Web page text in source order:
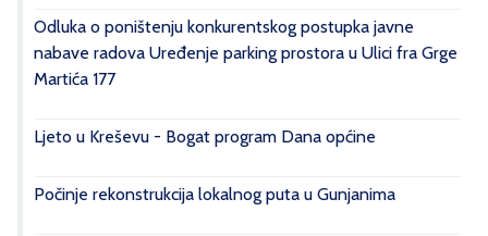
Odluka o poništenju konkurentskog postupka javne
nabave radova Uređenje parking prostora u Ulici fra Grge
Martića 177
Ljeto u Kreševu - Bogat program Dana općine
Počinje rekonstrukcija lokalnog puta u Gunjanima